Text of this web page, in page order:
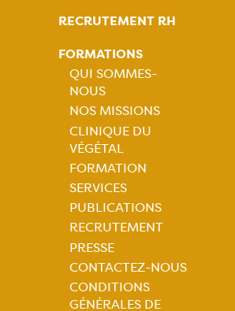
RECRUTEMENT RH
FORMATIONS
Navigation
principale
QUI SOMMES-
NOUS
NOS MISSIONS
CLINIQUE DU
VÉGÉTAL
FORMATION
SERVICES
PUBLICATIONS
RECRUTEMENT
PRESSE
CONTACTEZ-NOUS
CONDITIONS
GÉNÉRALES DE